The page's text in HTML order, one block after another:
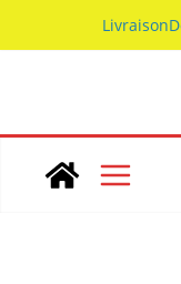
to
Livraison